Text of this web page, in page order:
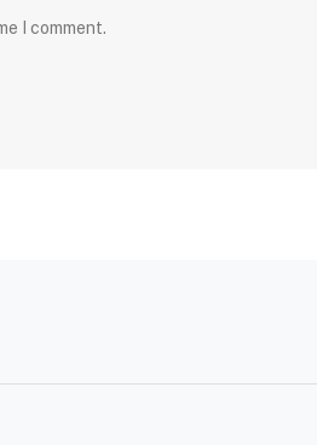
I comment.